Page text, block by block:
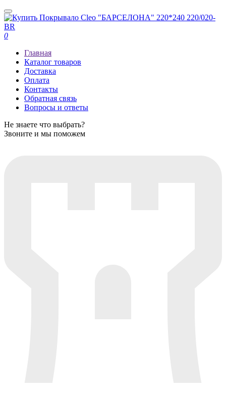
0
Главная
Каталог товаров
Доставка
Оплата
Контакты
Обратная связь
Вопросы и ответы
Не знаете что выбрать?
Звоните и мы поможем